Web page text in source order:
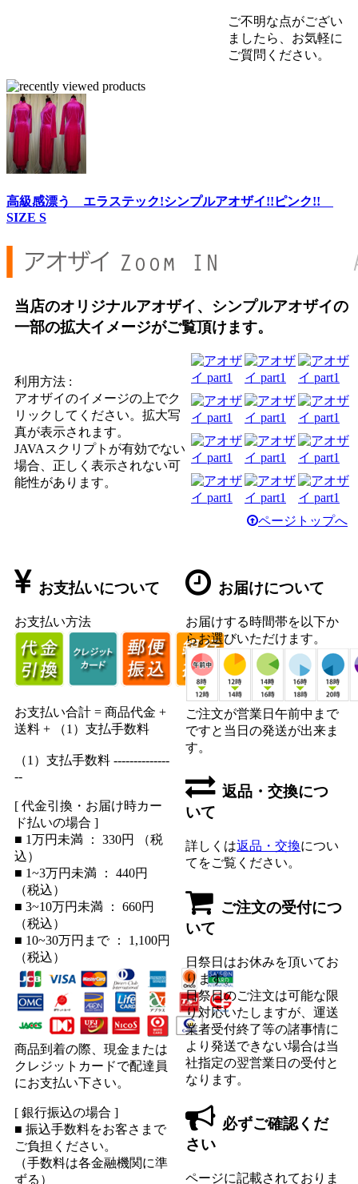
ご不明な点がござい
ましたら、お気軽に
ご質問ください。
高級感漂う エラステック!シンプルアオザイ!!ピンク!!
SIZE S
当店のオリジナルアオザイ、シンプルアオザイの
一部の拡大イメージがご覧頂けます。
利用方法 :
アオザイのイメージの上でク
リックしてください。拡大写
真が表示されます。
JAVAスクリプトが有効でない
場合、正しく表示されない可
能性があります。
ページトップへ
お支払いについて
お支払い方法
お支払い合計 = 商品代金 +
送料 + （1）支払手数料
（1）支払手数料 --------------
--
[ 代金引換・お届け時カー
ド払いの場合 ]
■ 1万円未満 ： 330円 （税
込）
■ 1~3万円未満 ： 440円
（税込）
■ 3~10万円未満 ： 660円
（税込）
■ 10~30万円まで ： 1,100円
（税込）
商品到着の際、現金または
クレジットカードで配達員
にお支払い下さい。
[ 銀行振込の場合 ]
■ 振込手数料をお客さまで
ご負担ください。
（手数料は各金融機関に準
ずる）
お届けについて
お届けする時間帯を以下か
らお選びいただけます。
ご注文が営業日午前中まで
ですと当日の発送が出来ま
す。
返品・交換につ
いて
詳しくは返品・交換につい
てをご覧ください。
ご注文の受付につ
いて
日祭日はお休みを頂いてお
ります。
日祭日のご注文は可能な限
り対応いたしますが、運送
業者受付終了等の諸事情に
より発送できない場合は当
社指定の翌営業日の受付と
なります。
必ずご確認くだ
さい
ページに記載されておりま